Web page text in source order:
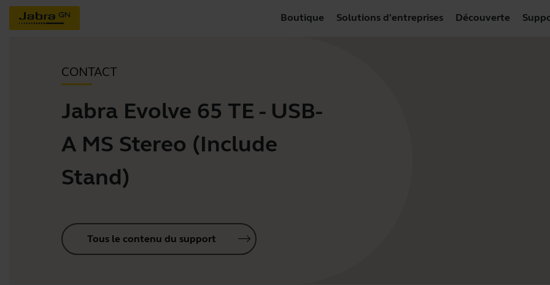
Boutique Solutions d'entreprises Découverte
CONTACT
Jabra Evolve 65 TE - USB-
A MS Stereo (Include
Stand)
Tous le contenu du support